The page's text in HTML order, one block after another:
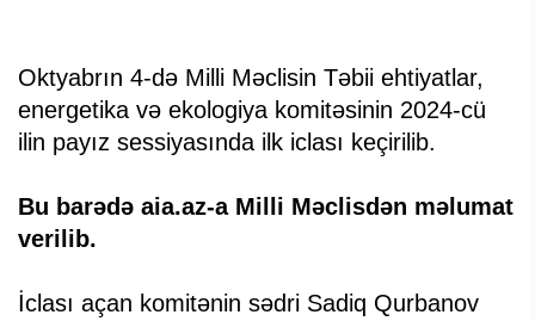
Oktyabrın 4-də Milli Məclisin Təbii ehtiyatlar,
energetika və ekologiya komitəsinin 2024-cü
ilin payız sessiyasında ilk iclası keçirilib.
Bu barədə aia.az-a Milli Məclisdən məlumat
verilib.
İclası açan komitənin sədri Sadiq Qurbanov